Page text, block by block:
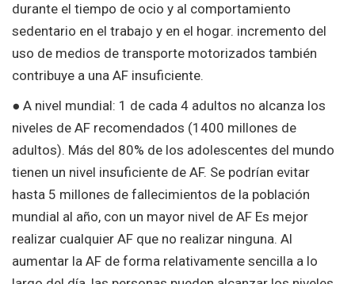
durante el tiempo de ocio y al comportamiento
sedentario en el trabajo y en el hogar. incremento del
uso de medios de transporte motorizados también
contribuye a una AF insuficiente.
● A nivel mundial: 1 de cada 4 adultos no alcanza los
niveles de AF recomendados (1400 millones de
adultos). Más del 80% de los adolescentes del mundo
tienen un nivel insuficiente de AF. Se podrían evitar
hasta 5 millones de fallecimientos de la población
mundial al año, con un mayor nivel de AF Es mejor
realizar cualquier AF que no realizar ninguna. Al
aumentar la AF de forma relativamente sencilla a lo